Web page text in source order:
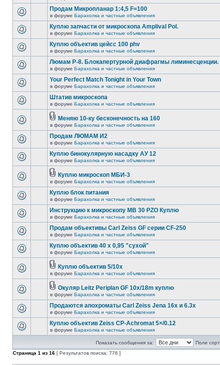
Продам Микропланар 1:4,5 F=100
в форуме Барахолка и частные объявления
Куплю запчасти от микроскопа Amplival Pol.
в форуме Барахолка и частные объявления
Куплю объектив цейсс 100 phv
в форуме Барахолка и частные объявления
Люмам Р-8. Блокапертурной диафрагмы
в форуме Барахолка и частные объявления
Your Perfect Match Tonight in Your Town
в форуме Барахолка и частные объявления
Штатив микроскопа
в форуме Барахолка и частные объявления
Меняю 10-ку бесконечность на 160
в форуме Барахолка и частные объявления
Продам ЛЮМАМ И2
в форуме Барахолка и частные объявления
Куплю бинокулярную насадку АУ 12
в форуме Барахолка и частные объявления
Куплю микроскоп МБИ-3
в форуме Барахолка и частные объявления
Куплю блок питания
в форуме Барахолка и частные объявления
Инструкцию к микроскопу MB 30 PZO Куплю
в форуме Барахолка и частные объявления
Продам объективы Carl Zeiss GF серии CF-250
в форуме Барахолка и частные объявления
Куплю объектив 40 х 0,95 "сухой"
в форуме Барахолка и частные объявления
Куплю объектив 5/10х
в форуме Барахолка и частные объявления
Окуляр Leitz Periplan GF 10x/18m куплю
в форуме Барахолка и частные объявления
Продаются апохроматы Carl Zeiss Jena 16x и 6.3x
в форуме Барахолка и частные объявления
Куплю объектив Zeiss CP-Achromat 5×/0.12
в форуме Барахолка и частные объявления
Показать сообщения за:
Поле
Страница 1 из 16 [ Результатов поиска: 776 ]